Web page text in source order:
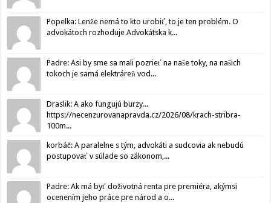
Popelka: Lenže nemá to kto urobiť, to je ten problém. O
advokátoch rozhoduje Advokátska k...
Padre: Asi by sme sa mali pozrieť na naše toky, na našich
tokoch je samá elektráreň vod...
Draslik: A ako fungujú burzy...
https://necenzurovanapravda.cz/2026/08/krach-stribra-
100m...
korbáč: A paralelne s tým, advokáti a sudcovia ak nebudú
postupovať v súlade so zákonom,...
Padre: Ak má byť doživotná renta pre premiéra, akýmsi
ocenením jeho práce pre národ a o...